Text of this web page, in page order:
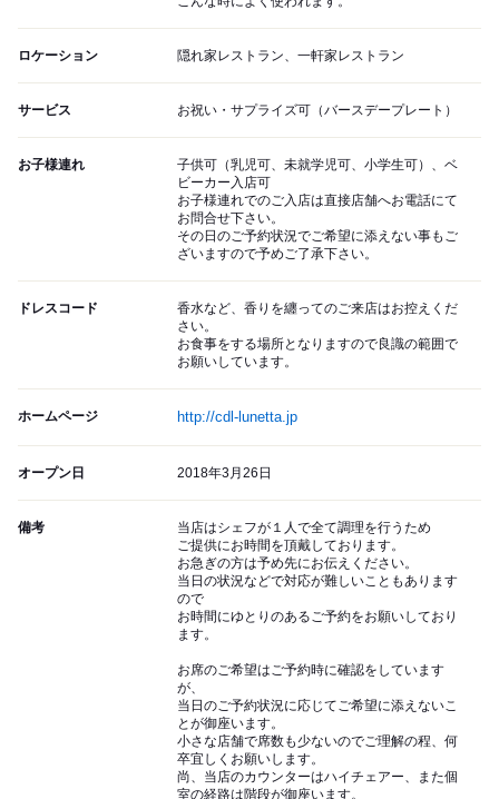
ロケーション 隠れ家レストラン、一軒家レストラン
サービス お祝い・サプライズ可（バースデープレート）
お子様連れ
子供可（乳児可、未就学児可、小学生可）、ベ
ビーカー入店可
お子様連れでのご入店は直接店舗へお電話にて
お問合せ下さい。
その日のご予約状況でご希望に添えない事もご
ざいますので予めご了承下さい。
ドレスコード
香水など、香りを纏ってのご来店はお控えくだ
さい。
お食事をする場所となりますので良識の範囲で
お願いしています。
ホームページ http://cdl-lunetta.jp
オープン日 2018年3月26日
備考
当店はシェフが１人で全て調理を行うため
ご提供にお時間を頂戴しております。
お急ぎの方は予め先にお伝えください。
当日の状況などで対応が難しいこともあります
ので
お時間にゆとりのあるご予約をお願いしており
ます。
お席のご希望はご予約時に確認をしています
が、
当日のご予約状況に応じてご希望に添えないこ
とが御座います。
小さな店舗で席数も少ないのでご理解の程、何
卒宜しくお願いします。
尚、当店のカウンターはハイチェアー、また個
室の経路は階段が御座います。